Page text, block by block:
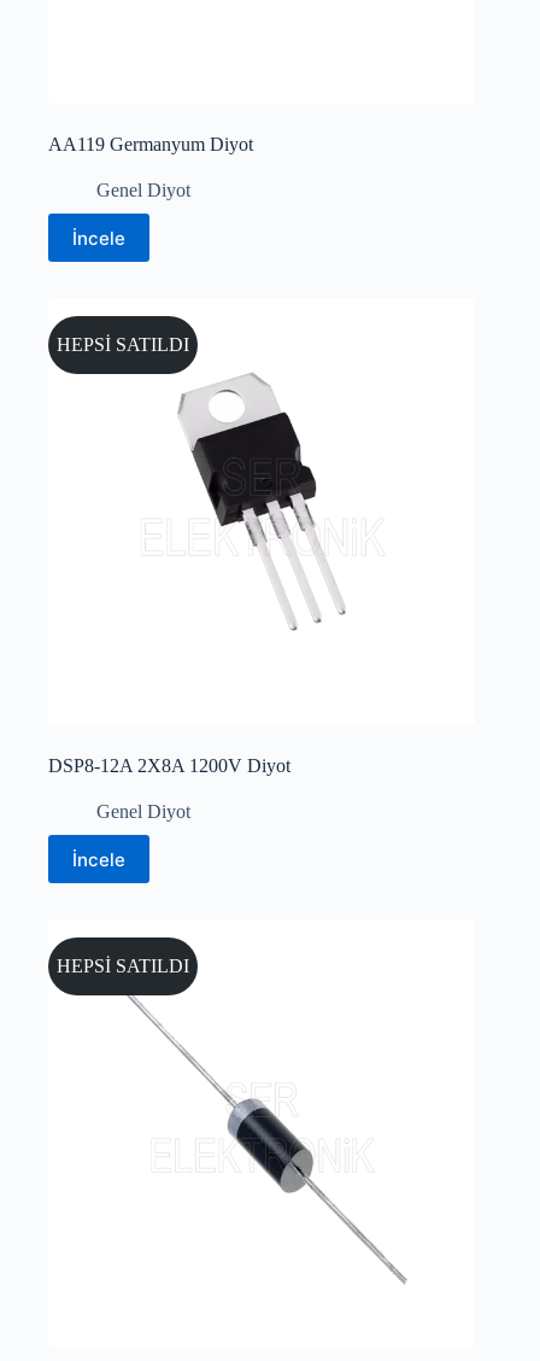
AA119 Germanyum Diyot
Genel Diyot
İncele
HEPSİ SATILDI
DSP8-12A 2X8A 1200V Diyot
Genel Diyot
İncele
HEPSİ SATILDI